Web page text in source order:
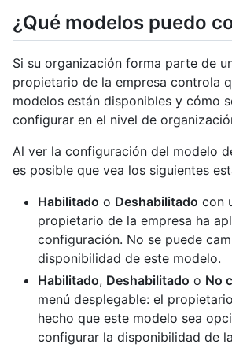
¿Qué modelos puedo
Si su organización forma parte de
propietario de la empresa controla
modelos están disponibles y cómo
configurar en el nivel de
Al ver la configuración del modelo
es posible que vea los siguientes
Habilitado o Deshabilitado con
propietario de la empresa ha
configuración. No se puede
disponibilidad de este modelo.
Habilitado, Deshabilitado o No
menú desplegable: el
hecho que este modelo sea
configurar la disponibilidad de